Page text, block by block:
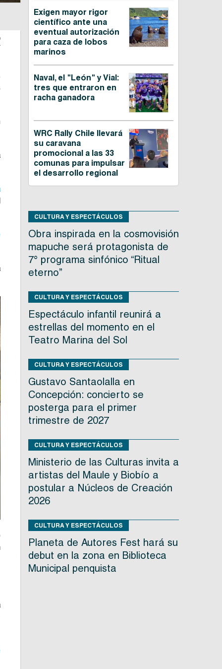
Exigen mayor rigor
científico ante una
eventual autorización
para caza de lobos
marinos
Naval, el "León" y Vial:
tres que entraron en
racha ganadora
WRC Rally Chile llevará
su caravana
promocional a las 33
comunas para impulsar
el desarrollo regional
CULTURA Y ESPECTÁCULOS
Obra inspirada en la cosmovisión
mapuche será protagonista de
7° programa sinfónico “Ritual
eterno”
CULTURA Y ESPECTÁCULOS
Espectáculo infantil reunirá a
estrellas del momento en el
Teatro Marina del Sol
CULTURA Y ESPECTÁCULOS
Gustavo Santaolalla en
Concepción: concierto se
posterga para el primer
trimestre de 2027
CULTURA Y ESPECTÁCULOS
Ministerio de las Culturas invita a
artistas del Maule y Biobío a
postular a Núcleos de Creación
2026
CULTURA Y ESPECTÁCULOS
Planeta de Autores Fest hará su
debut en la zona en Biblioteca
Municipal penquista